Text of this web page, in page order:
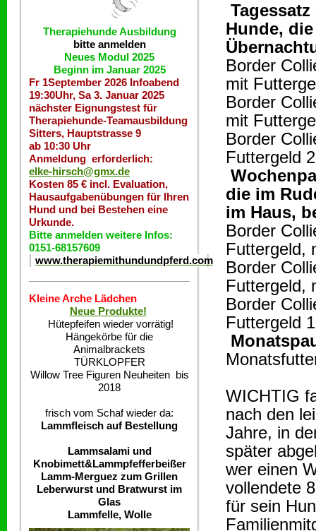
Therapiehunde Ausbildung
bitte anmelden
Neues Modul 2025
Beginn im Januar 2025
Fr 1September 2026 Infoabend
19:30Uhr, Sa 3. Januar 2025
nächster Eignungstest für
Therapiehunde-Teamausbildung
Sitters, Hauptstrasse 9
ab 10:30 Uhr
Anmeldung erforderlich:
elke-hirsch@gmx.de
Kosten 85 € incl. Evaluation,
Hausaufgabenübungen für Ihren
Hund und bei Bestehen eine
Urkunde.
Bitte anmelden weitere Infos:
0151-68157609
www.therapiemithundundpferd.com
Kleine Arche Lädchen
Neue Produkte!
Hütepfeifen wieder vorrätig!
Hängekörbe für die
Animalbrackets
TÜRKLOPFER
Willow Tree Figuren Neuheiten bis
2018
frisch vom Schaf wieder da:
Lammfleisch auf Bestellung
Lammsalami und
Knobimett&Lammpfefferbeißer
Lamm-Merguez zum Grillen
Leberwurst und Bratwurst im
Glas
Lammfelle, Wolle
Hunde,
Border
mit
Border
mit
Border
Futtergeld
die im
im Haus,
Border
Futtergeld,
Border
Futtergeld,
Border
Futtergeld
WICHTIG
nach den
Jahre, in
später
wer einen
vollendete
für sein